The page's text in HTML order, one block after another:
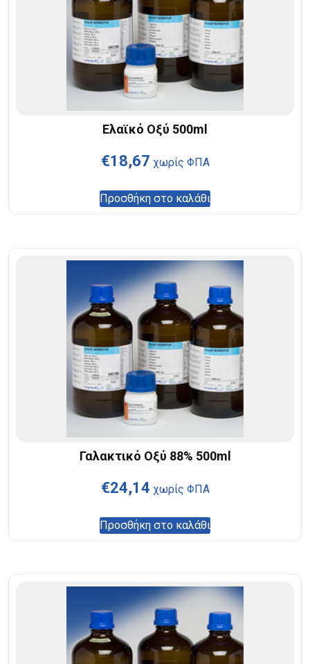
Ελαϊκό Οξύ 500ml
€18,67 χωρίς ΦΠΑ
Προσθήκη στο καλάθι
Γαλακτικό Οξύ 88% 500ml
€24,14 χωρίς ΦΠΑ
Προσθήκη στο καλάθι